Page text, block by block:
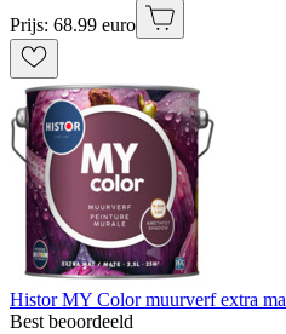
Prijs: 68.99 euro
Histor MY Color muurverf extra
Best beoordeeld